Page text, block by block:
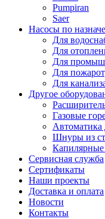
Pumpiran
Saer
Насосы по
Для
Для
Для
Для
Для
Другое
Газовые
Автоматика
Шнуры из
Сервисная служба
Сертификаты
Наши проекты
Доставка и оплата
Новости
Контакты